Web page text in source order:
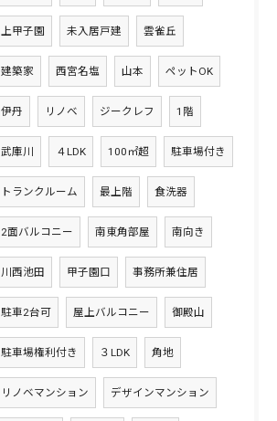
上甲子園 未入居戸建 雲雀丘
建築家 西宮名塩 山本 ペットOK
伊丹 リノベ ジークレフ 1階
武庫川 ４LDK 100㎡超 駐車場付き
トランクルーム 最上階 食洗器
2面バルコニー 南東角部屋 南向き
川西池田 甲子園口 事務所兼住居
駐車2台可 屋上バルコニー 御殿山
駐車場権利付き ３LDK 角地
リノベマンション デザインマンション